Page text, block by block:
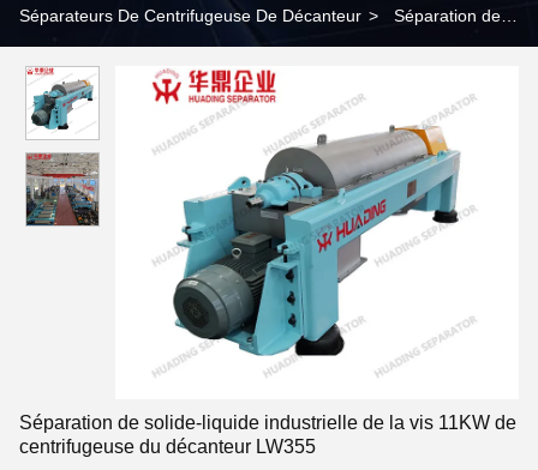
Séparateurs De Centrifugeuse De Décanteur > Séparation de
décanteur LW355
Séparation de solide-liquide industrielle de la vis 11KW de
centrifugeuse du décanteur LW355